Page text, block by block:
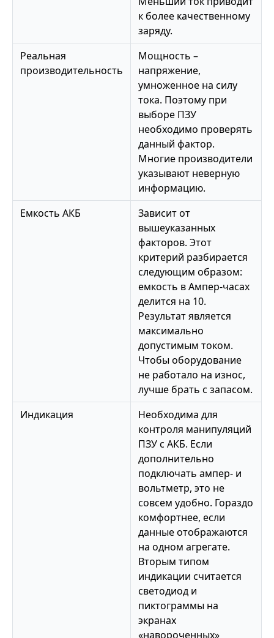
к более качественному
заряду.
Реальная
производительность
Мощность –
напряжение,
умноженное на силу
тока. Поэтому при
выборе ПЗУ
необходимо проверять
данный фактор.
Многие производители
указывают неверную
информацию.
Емкость АКБ
Зависит от
вышеуказанных
факторов. Этот
критерий разбирается
следующим образом:
емкость в Ампер-часах
делится на 10.
Результат является
максимально
допустимым током.
Чтобы оборудование
не работало на износ,
лучше брать с запасом.
Индикация
Необходима для
контроля манипуляций
ПЗУ с АКБ. Если
дополнительно
подключать ампер- и
вольтметр, это не
совсем удобно. Гораздо
комфортнее, если
данные отображаются
на одном агрегате.
Вторым типом
индикации считается
светодиод и
пиктограммы на
экранах
«навороченных»